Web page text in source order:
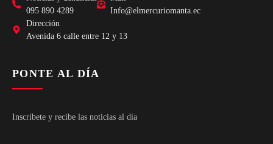
095 890 4289
Info@elmercuriomanta.ec
Dirección
Avenida 6 calle entre 12 y 13
PONTE AL DÍA
Inscríbete y recibe las noticias al día